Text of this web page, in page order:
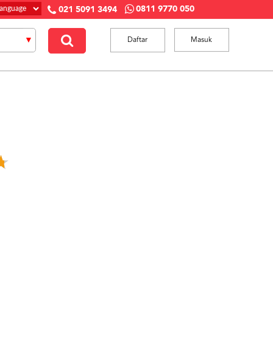
021 5091 3494 0811 9770 050
Masuk
Daftar